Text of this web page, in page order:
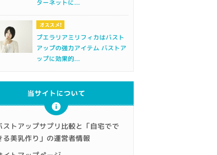
ターネットに...
プエラリアミリフィカはバスト
アップの強力アイテム バストア
ップに効果的...
当サイトについて
ストアップサプリ比較と「自宅でで
る美乳作り」の運営者情報